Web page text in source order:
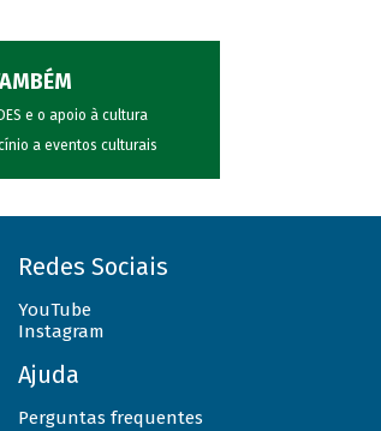
e o apoio à cultura
a eventos culturais
Redes Sociais
YouTube
Instagram
Ajuda
Perguntas frequentes